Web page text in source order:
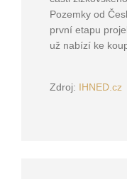
Pozemky od
první etapu
už nabízí ke
Zdroj: IHNED.cz